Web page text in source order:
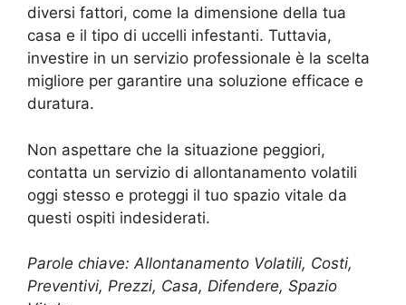
diversi fattori, come la dimensione della tua
casa e il tipo di uccelli infestanti. Tuttavia,
investire in un servizio professionale è la scelta
migliore per garantire una soluzione efficace e
duratura.
Non aspettare che la situazione peggiori,
contatta un servizio di allontanamento volatili
oggi stesso e proteggi il tuo spazio vitale da
questi ospiti indesiderati.
Parole chiave: Allontanamento Volatili, Costi,
Preventivi, Prezzi, Casa, Difendere, Spazio